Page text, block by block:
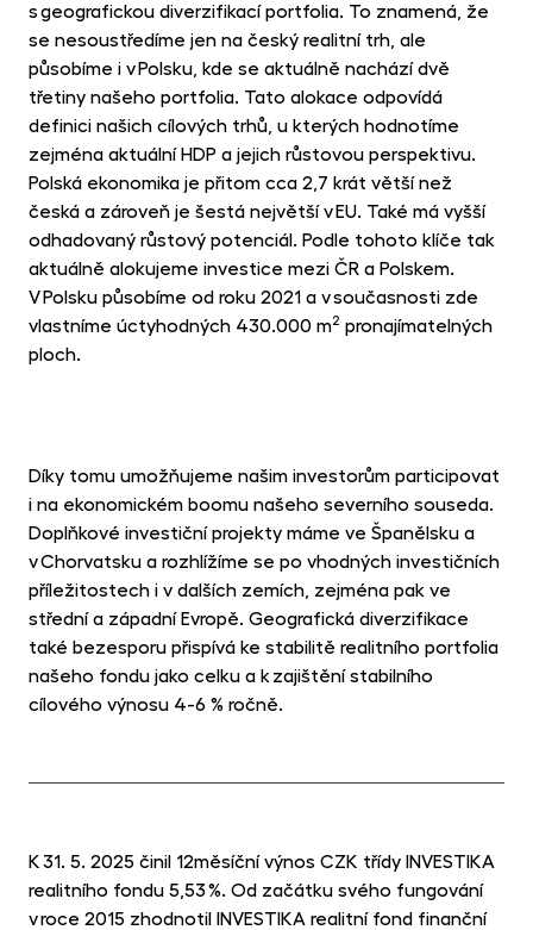
s geografickou diverzifikací portfolia. To znamená, že
se nesoustředíme jen na český realitní trh, ale
působíme i v Polsku, kde se aktuálně nachází dvě
třetiny našeho portfolia. Tato alokace odpovídá
definici našich cílových trhů, u kterých hodnotíme
zejména aktuální HDP a jejich růstovou perspektivu.
Polská ekonomika je přitom cca 2,7 krát větší než
česká a zároveň je šestá největší v EU. Také má vyšší
odhadovaný růstový potenciál. Podle tohoto klíče tak
aktuálně alokujeme investice mezi ČR a Polskem.
V Polsku působíme od roku 2021 a v současnosti zde
vlastníme úctyhodných 430.000 m2 pronajímatelných
ploch.
Díky tomu umožňujeme našim investorům participovat
i na ekonomickém boomu našeho severního souseda.
Doplňkové investiční projekty máme ve Španělsku a
v Chorvatsku a rozhlížíme se po vhodných investičních
příležitostech i v dalších zemích, zejména pak ve
střední a západní Evropě. Geografická diverzifikace
také bezesporu přispívá ke stabilitě realitního portfolia
našeho fondu jako celku a k zajištění stabilního
cílového výnosu 4-6 % ročně.
K 31. 5. 2025 činil 12měsíční výnos CZK třídy INVESTIKA
realitního fondu 5,53 %. Od začátku svého fungování
v roce 2015 zhodnotil INVESTIKA realitní fond finanční